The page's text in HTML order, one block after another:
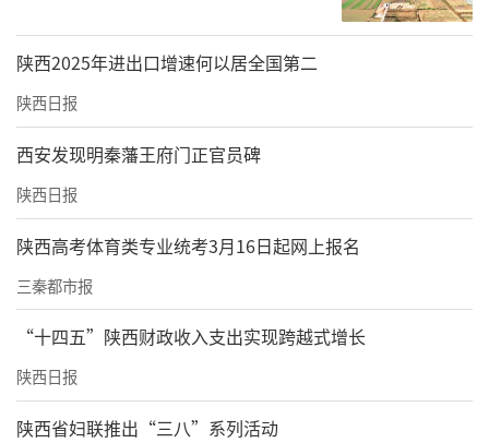
陕西2025年进出口增速何以居全国第二
陕西日报
西安发现明秦藩王府门正官员碑
陕西日报
陕西高考体育类专业统考3月16日起网上报名
三秦都市报
“十四五”陕西财政收入支出实现跨越式增长
陕西日报
陕西省妇联推出“三八”系列活动